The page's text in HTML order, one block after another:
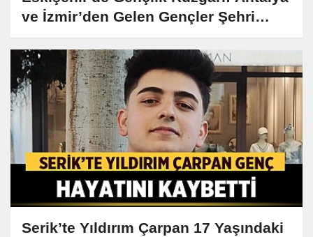
ve İzmir’den Gelen Gençler Şehri
Keşfetti!
Serik’te Yıldırım Çarpan 17 Yaşındaki